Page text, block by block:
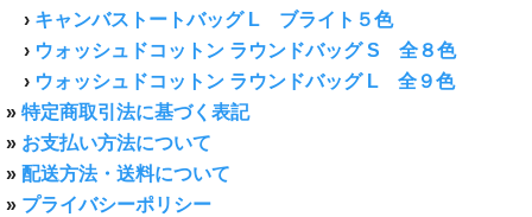
› キャンバストートバッグ L ブライト５色
› ウォッシュドコットン ラウンドバッグ S 全８色
› ウォッシュドコットン ラウンドバッグ L 全９色
» 特定商取引法に基づく表記
» お支払い方法について
» 配送方法・送料について
» プライバシーポリシー